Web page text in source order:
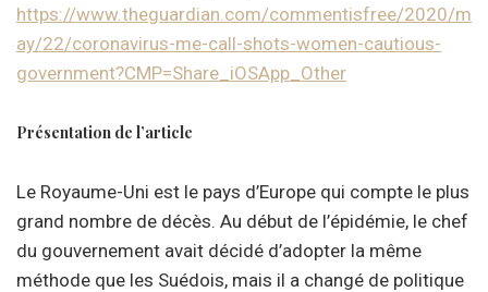
https://www.theguardian.com/commentisfree/2020/m
ay/22/coronavirus-me-call-shots-women-cautious-
government?CMP=Share_iOSApp_Other
Présentation de l’article
Le Royaume-Uni est le pays d’Europe qui compte le plus
grand nombre de décès. Au début de l’épidémie, le chef
du gouvernement avait décidé d’adopter la même
méthode que les Suédois, mais il a changé de politique